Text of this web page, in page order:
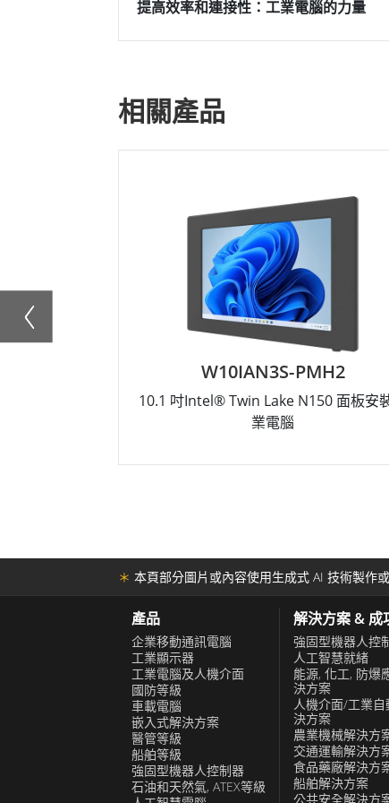
提高效率和連接性：工業電腦的力量
相關產品
W10IAN3S-PMH2
10.1 吋Intel® Twin Lake N150 面板安
業電腦
＊ 本頁部分圖片或內容使用生成式 AI 技術製作
產品
企業移動通訊電腦
工業顯示器
工業電腦及人機介面
國防等級
車載電腦
嵌入式解決方案
醫管等級
船舶等級
強固型機器人控制器
石油和天然氣, ATEX等級
解決方案 & 成
強固型機器人控
人工智慧就緒
能源, 化工, 防爆
決方案
人機介面/工業
決方案
農業機械解決方
交通運輸解決方
食品藥廠解決方
船舶解決方案
公共安全解決方